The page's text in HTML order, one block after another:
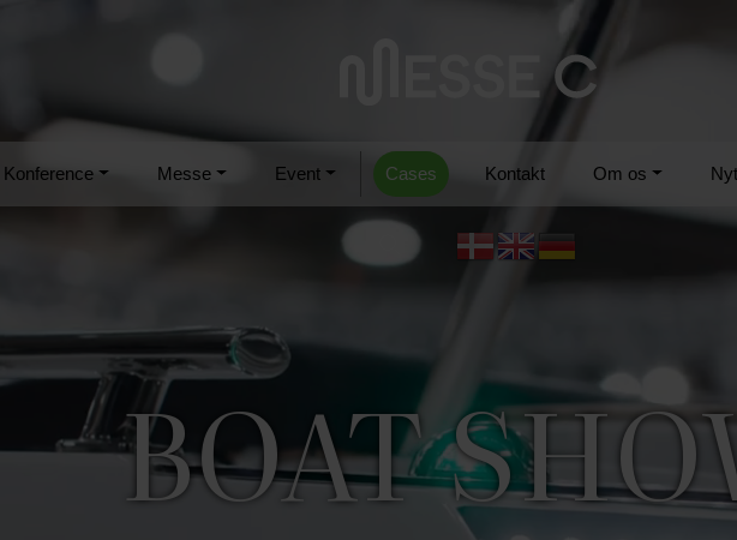
Konference Messe Event Cases Kontakt Om os Nyt
BOAT